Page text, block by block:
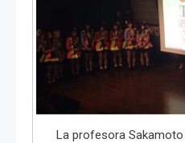
La profesora